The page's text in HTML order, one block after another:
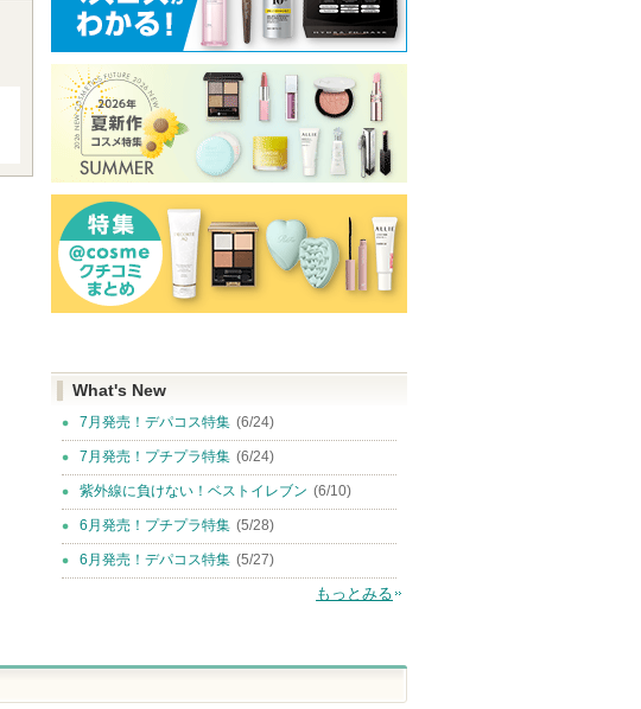
What's New
7月発売！デパコス特集 (6/24)
7月発売！プチプラ特集 (6/24)
紫外線に負けない！ベストイレブン (6/10)
6月発売！プチプラ特集 (5/28)
6月発売！デパコス特集 (5/27)
もっとみる